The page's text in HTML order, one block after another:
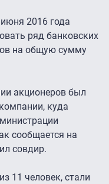
2016 года
ряд банковских
на общую сумму
акционеров был
куда
сообщается на
совдир.
11 человек, стали